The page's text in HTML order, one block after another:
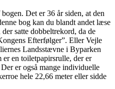
Det er 36 år siden, at den
bog kan du blandt andet læse
satte dobbeltrekord, da de
Efterfølger”. Eller Vejle
Landsstævne i Byparken
er en toiletpapirsrulle, der er
er også mange individuelle
hele 22,66 meter eller sidde